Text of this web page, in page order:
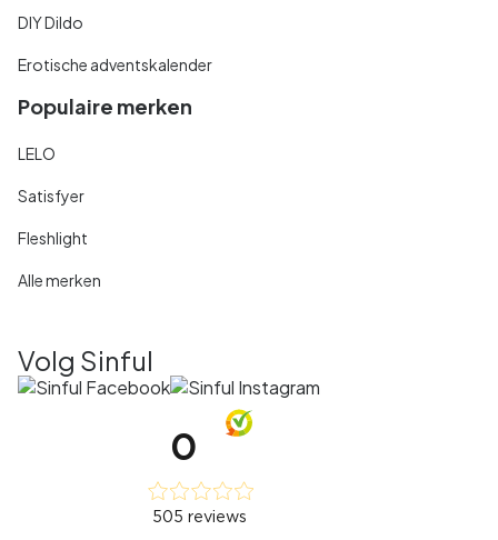
DIY Dildo
Erotische adventskalender
Populaire merken
LELO
Satisfyer
Fleshlight
Alle merken
Volg Sinful